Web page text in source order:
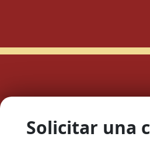
Solicitar una